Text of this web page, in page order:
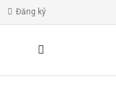
Đăng ký